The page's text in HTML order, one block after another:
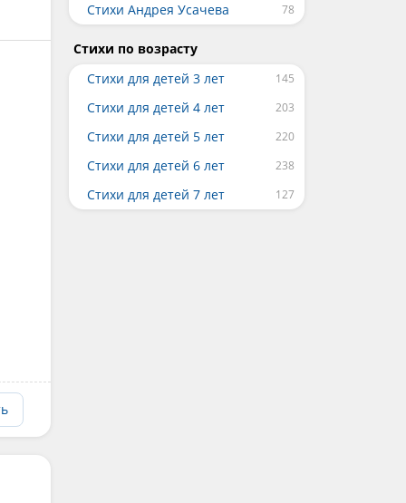
Стихи Андрея Усачева
Стихи по возрасту
Стихи для детей 3 лет
Стихи для детей 4 лет
Стихи для детей 5 лет
Стихи для детей 6 лет
Стихи для детей 7 лет